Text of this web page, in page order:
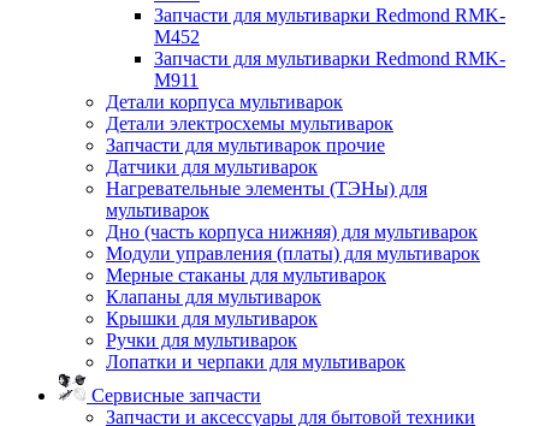
Запчасти для мультиварки Redmond RMK-
M452
Запчасти для мультиварки Redmond RMK-
M911
Детали корпуса мультиварок
Детали электросхемы мультиварок
Запчасти для мультиварок прочие
Датчики для мультиварок
Нагревательные элементы (ТЭНы) для
мультиварок
Дно (часть корпуса нижняя) для мультиварок
Модули управления (платы) для мультиварок
Мерные стаканы для мультиварок
Клапаны для мультиварок
Крышки для мультиварок
Ручки для мультиварок
Лопатки и черпаки для мультиварок
Сервисные запчасти
Запчасти и аксессуары для бытовой техники